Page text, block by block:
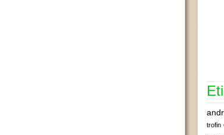
trofin